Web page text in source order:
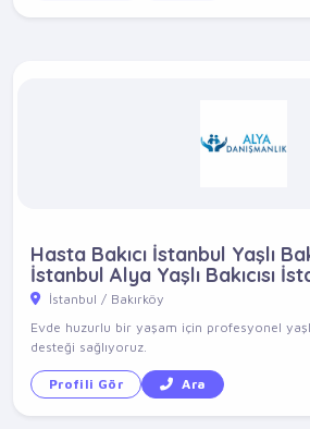
Hasta Bakıcı İstanbul Yaşlı
İstanbul Alya Yaşlı Bakıcısı
İstanbul / Bakırköy
Evde huzurlu bir yaşam için profesyonel yaşlı
desteği sağlıyoruz.
Profili Gör Ara